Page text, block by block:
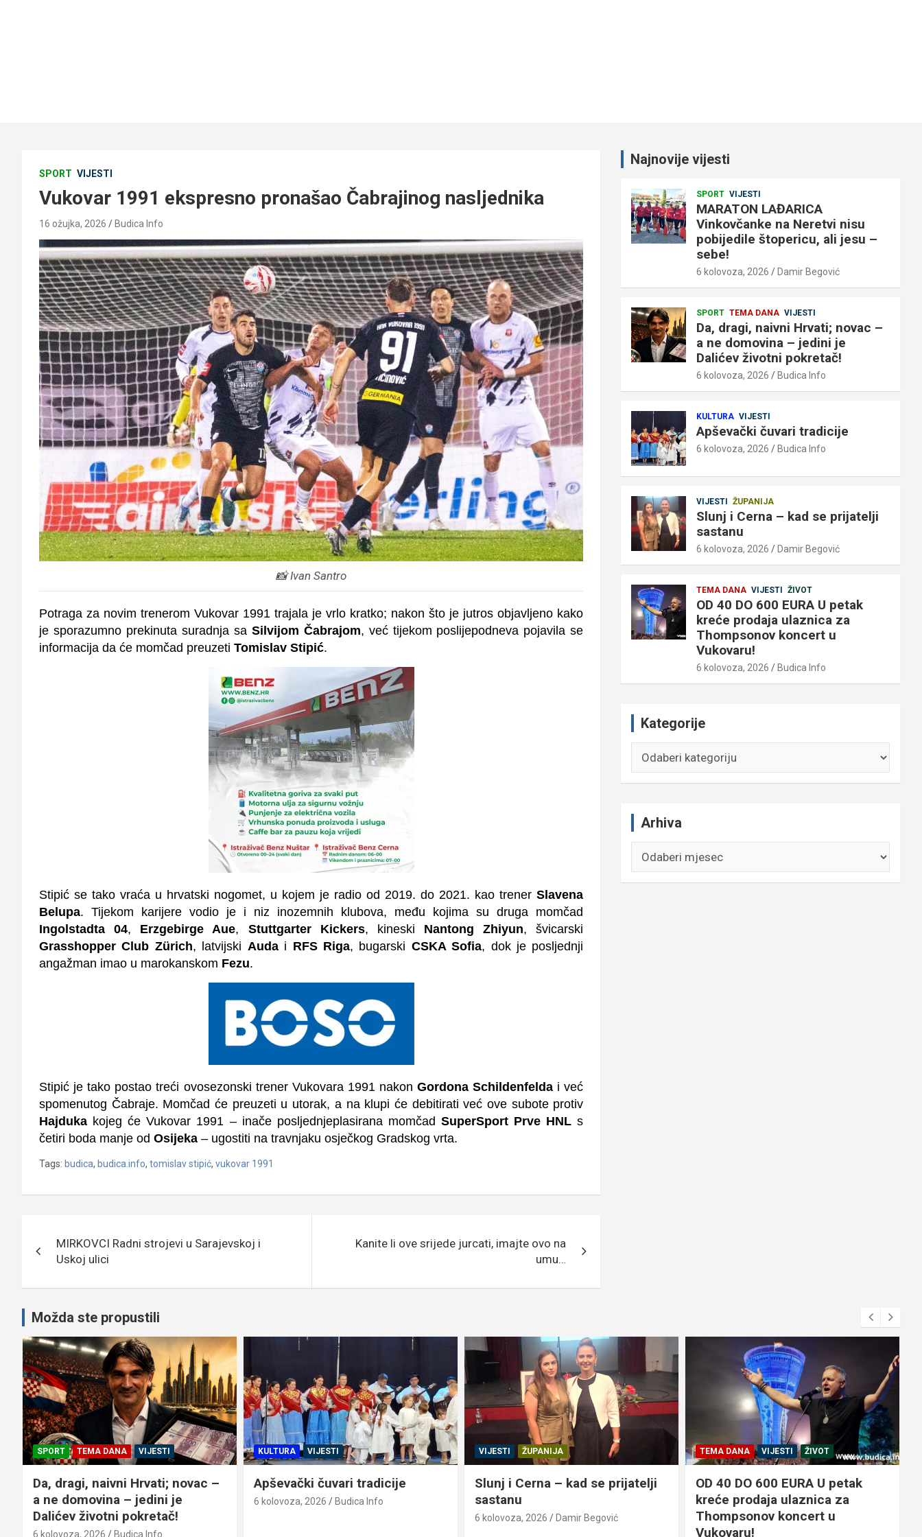
SPORT VIJESTI
Vukovar 1991 ekspresno pronašao Čabrajinog nasljednika
16 ožujka, 2026 Budica Info
📸 Ivan Santro
Potraga za novim trenerom Vukovar 1991 trajala je vrlo kratko; nakon što je jutros objavljeno kako
je sporazumno prekinuta suradnja sa Silvijom Čabrajom, već tijekom poslijepodneva pojavila se
informacija da će momčad preuzeti Tomislav Stipić.
Stipić se tako vraća u hrvatski nogomet, u kojem je radio od 2019. do 2021. kao trenerSlavena
Belupa. Tijekom karijere vodio je i niz inozemnih klubova, među kojima su druga momčad
Ingolstadta 04, Erzgebirge Aue, Stuttgarter Kickers, kineski Nantong Zhiyun, švicarski
Grasshopper Club Zürich, latvijski Audai RFS Riga, bugarski CSKA Sofia, dok je posljednji
angažman imao u marokanskom Fezu.
Stipić je tako postao treći ovosezonski trener Vukovara 1991 nakonGordona Schildenfelda i već
spomenutog Čabraje. Momčad će preuzeti u utorak, a na klupi će debitirati već ove subote protiv
Hajduka kojeg će Vukovar 1991 – inače posljednjeplasirana momčad SuperSport Prve HNL s
četiri boda manje od Osijeka – ugostiti na travnjaku osječkog Gradskog vrta.
Tags: budica, budica.info, tomislav stipić, vukovar 1991
objava
MIRKOVCI Radni strojevi u Sarajevskoj i
Uskoj ulici
Kanite li ove srijede jurcati, imajte ovo na
umu…
Najnovije vijesti
SPORT VIJESTI
MARATON LAĐARICA
Vinkovčanke na Neretvi nisu
pobijedile štopericu, ali jesu –
sebe!
6 kolovoza, 2026 Damir Begović
SPORT TEMA DANA VIJESTI
Da, dragi, naivni Hrvati; novac –
a ne domovina – jedini je
Dalićev životni pokretač!
6 kolovoza, 2026 Budica Info
KULTURA VIJESTI
Apševački čuvari tradicije
6 kolovoza, 2026 Budica Info
VIJESTI ŽUPANIJA
Slunj i Cerna – kad se prijatelji
sastanu
6 kolovoza, 2026 Damir Begović
TEMA DANA VIJESTI ŽIVOT
OD 40 DO 600 EURA U petak
kreće prodaja ulaznica za
Thompsonov koncert u
Vukovaru!
6 kolovoza, 2026 Budica Info
Kategorije
Arhiva
Možda ste propustili
SPORT TEMA DANA VIJESTI
Da, dragi, naivni Hrvati; novac –
a ne domovina – jedini je
Dalićev životni pokretač!
6 kolovoza, 2026 Budica Info
KULTURA VIJESTI
Apševački čuvari tradicije
6 kolovoza, 2026 Budica Info
VIJESTI ŽUPANIJA
Slunj i Cerna – kad se prijatelji
sastanu
6 kolovoza, 2026 Damir Begović
TEMA DANA VIJESTI ŽIVOT
OD 40 DO 600 EURA U petak
kreće prodaja ulaznica za
Thompsonov koncert u
Vukovaru!